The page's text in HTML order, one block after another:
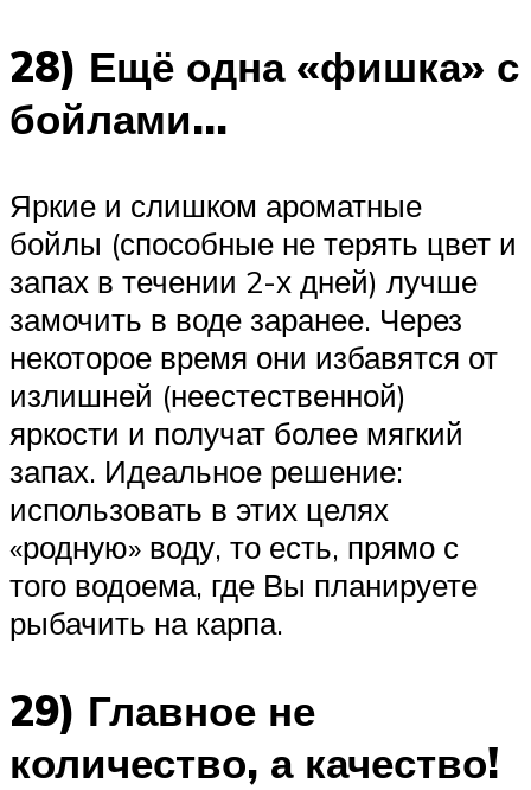
28) Ещё одна «фишка» с
бойлами…
Яркие и слишком ароматные
бойлы (способные не терять цвет и
запах в течении 2-х дней) лучше
замочить в воде заранее. Через
некоторое время они избавятся от
излишней (неестественной)
яркости и получат более мягкий
запах. Идеальное решение:
использовать в этих целях
«родную» воду, то есть, прямо с
того водоема, где Вы планируете
рыбачить на карпа.
29) Главное не
количество, а качество!